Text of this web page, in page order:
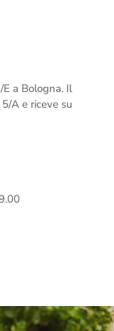
a Bologna. Il
A e riceve su